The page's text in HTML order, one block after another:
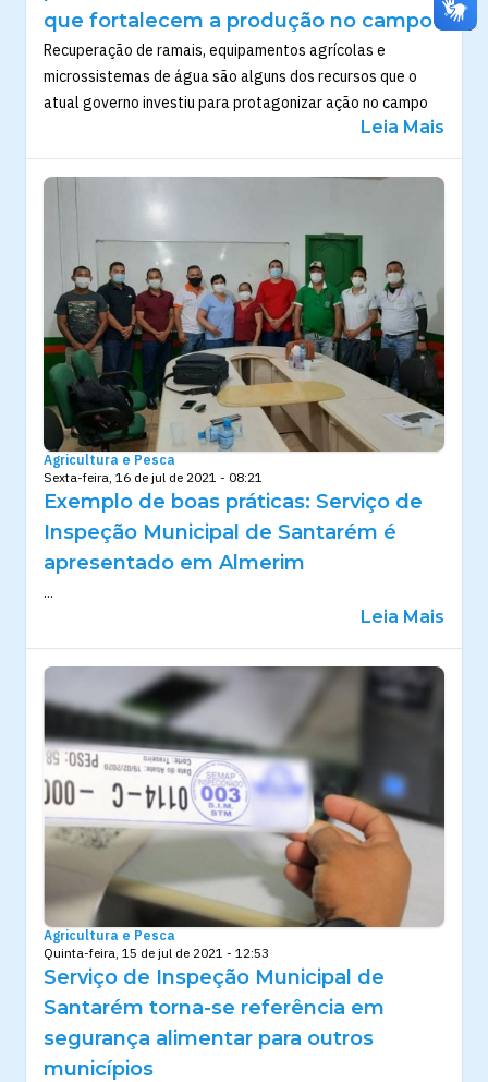
que fortalecem a produção no campo
Recuperação de ramais, equipamentos agrícolas e
microssistemas de água são alguns dos recursos que o
atual governo investiu para protagonizar ação no campo
Leia Mais
Agricultura e Pesca
Sexta-feira, 16 de jul de 2021 - 08:21
Exemplo de boas práticas: Serviço de
Inspeção Municipal de Santarém é
apresentado em Almerim
...
Leia Mais
Agricultura e Pesca
Quinta-feira, 15 de jul de 2021 - 12:53
Serviço de Inspeção Municipal de
Santarém torna-se referência em
segurança alimentar para outros
municípios